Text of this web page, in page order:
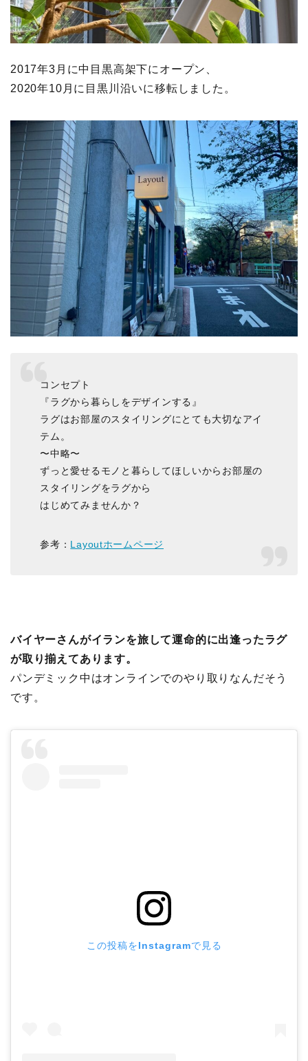
2017年3月に中目黒高架下にオープン、
2020年10月に目黒川沿いに移転しました。
コンセプト
『ラグから暮らしをデザインする』
ラグはお部屋のスタイリングにとても大切なアイ
テム。
〜中略〜
ずっと愛せるモノと暮らしてほしいからお部屋の
スタイリングをラグから
はじめてみませんか？
参考： Layoutホームページ
バイヤーさんがイランを旅して運命的に出逢ったラグ
が取り揃えてあります。
パンデミック中はオンラインでのやり取りなんだそう
です。
この投稿をInstagramで見る